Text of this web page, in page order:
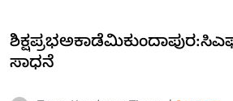
ಸಾಧನೆ